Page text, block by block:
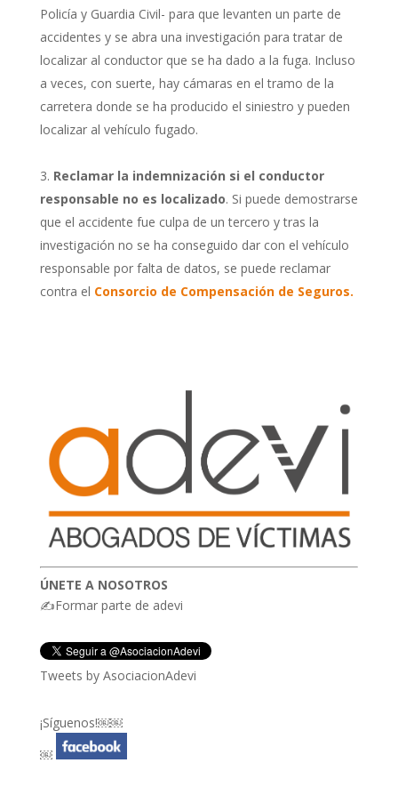
Policía y Guardia Civil- para que levanten un parte de
accidentes y se abra una investigación para tratar de
localizar al conductor que se ha dado a la fuga. Incluso
a veces, con suerte, hay cámaras en el tramo de la
carretera donde se ha producido el siniestro y pueden
localizar al vehículo fugado.
Reclamar la indemnización si el conductor
responsable no es localizado. Si puede demostrarse
que el accidente fue culpa de un tercero y tras la
investigación no se ha conseguido dar con el vehículo
responsable por falta de datos, se puede reclamar
contra el Consorcio de Compensación de Seguros.
ÚNETE A NOSOTROS
✍Formar parte de adevi
Tweets by AsociacionAdevi
¡Síguenos!￼￼
￼